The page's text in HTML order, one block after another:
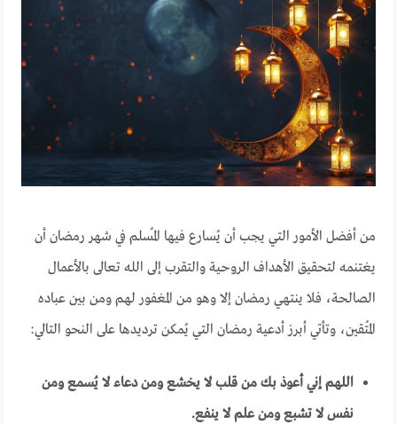
من أفضل الأمور التي يجب أن يُسارع فيها المُسلم في شهر رمضان أن
يغتنمه لتحقيق الأهداف الروحية والتقرب إلى الله تعالى بالأعمال
الصالحة، فلا ينتهي رمضان إلا وهو من المغفور لهم ومن بين عباده
المُتقين، وتأتي أبرز أدعية رمضان التي يُمكن ترديدها على النحو التالي:
اللهم إني أعوذ بك من قلب لا يخشع ومن دعاء لا يُسمع ومن
نفس لا تشبع ومن علم لا ينفع.